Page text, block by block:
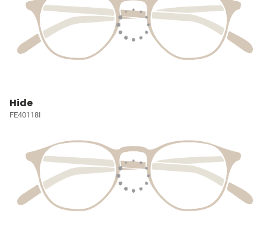
Hide
FE40118I